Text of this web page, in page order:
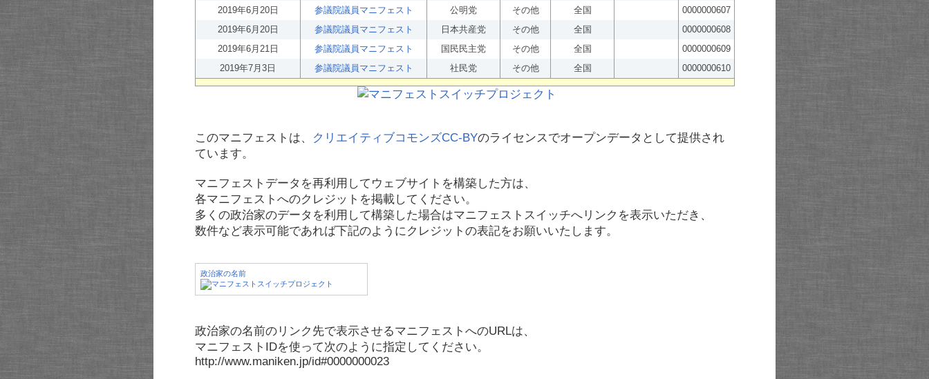
2019年6月20日
参議院議員マニフェスト 公明党 その他 全国
0000000607
2019年6月20日
参議院議員マニフェスト 日本共産党 その他 全国
0000000608
2019年6月21日
参議院議員マニフェスト 国民民主党 その他 全国
0000000609
2019年7月3日
参議院議員マニフェスト 社民党 その他 全国 0000000610
このマニフェストは、 クリエイティブコモンズCC-BYのライセンスでオープンデータとして提供され
ています。
マニフェストデータを再利用してウェブサイトを構築した方は、
各マニフェストへのクレジットを掲載してください。
多くの政治家のデータを利用して構築した場合はマニフェストスイッチへリンクを表示いただき、
数件など表示可能であれば下記のようにクレジットの表記をお願いいたします。
政治家の名前
政治家の名前のリンク先で表示させるマニフェストへのURLは、
マニフェストIDを使って次のように指定してください。
http://www.maniken.jp/id#0000000023